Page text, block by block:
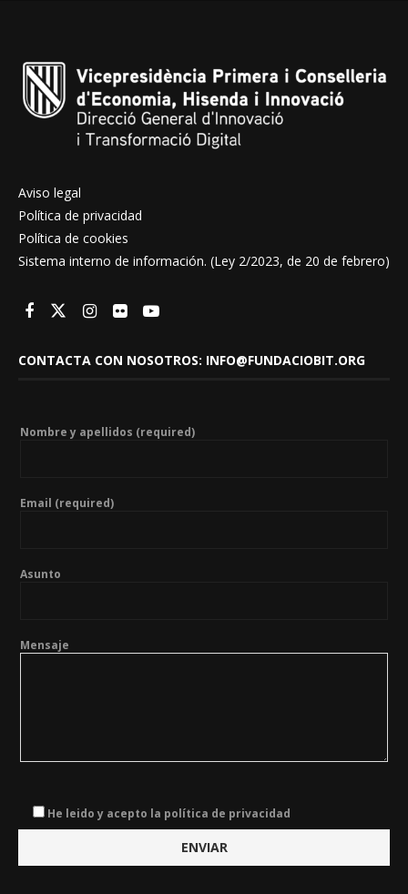
Aviso legal
Política de privacidad
Política de cookies
Sistema interno de información. (Ley 2/2023, de 20 de febrero)
CONTACTA CON NOSOTROS: INFO@FUNDACIOBIT.ORG
Nombre y apellidos (required)
Email (required)
Asunto
Mensaje
He leido y acepto la política de privacidad